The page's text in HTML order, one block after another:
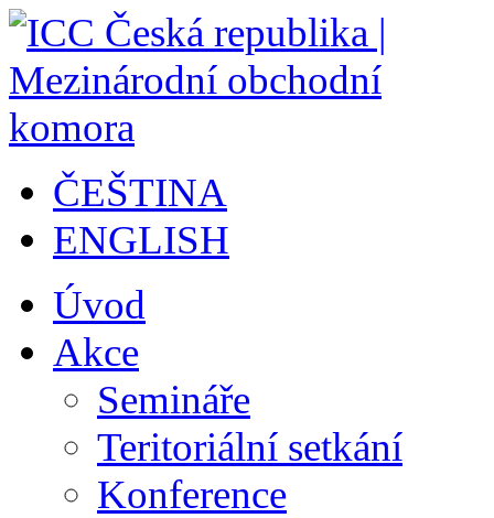
ČEŠTINA
ENGLISH
Úvod
Akce
Semináře
Teritoriální setkání
Konference